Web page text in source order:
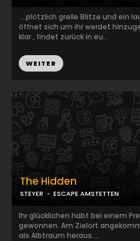
....plötzlich grelle Blitze und ein
öffnet sich um ihr werdet
klar , findet zurück in eu...
WEITER
The Hidden
STEYER ESCAPE AMSTETTEN
Ihr glücklichen habt bei einem
gewonnen. Am Zielort
als Albtraum heraus....